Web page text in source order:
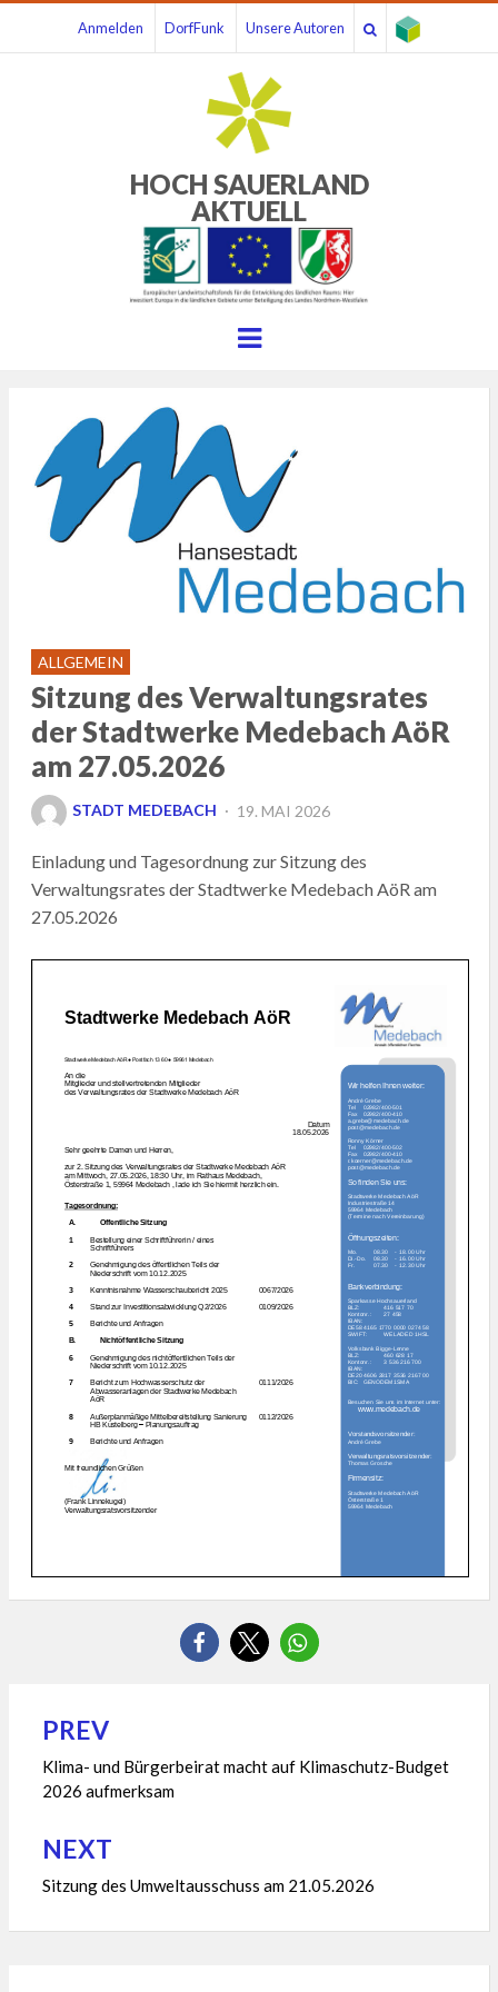
Anmelden DorfFunk Unsere Autoren
HOCH SAUERLAND
AKTUELL
Menu
ALLGEMEIN
Sitzung des Verwaltungsrates
der Stadtwerke Medebach AöR
am 27.05.2026
STADT MEDEBACH
POSTED
19. MAI 2026
Einladung und Tagesordnung zur Sitzung des
Verwaltungsrates der Stadtwerke Medebach AöR am
27.05.2026
Beitragsnavigation
PREV
Klima- und Bürgerbeirat macht auf Klimaschutz-Budget
2026 aufmerksam
NEXT
Sitzung des Umweltausschuss am 21.05.2026